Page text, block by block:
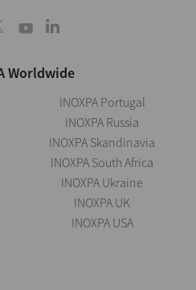
Worldwide
INOXPA Portugal
INOXPA Russia
INOXPA Skandinavia
INOXPA South Africa
INOXPA Ukraine
INOXPA UK
INOXPA USA